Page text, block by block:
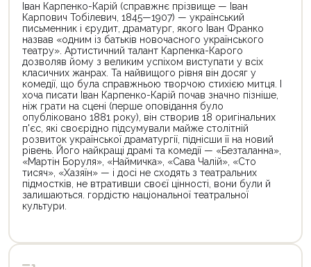
Іван Карпенко-Карій (справжнє прізвище — Іван
Карпович Тобілевич, 1845—1907) — український
письменник і єрудит, драматург, якого Іван Франко
назвав «одним із батьків новочасного українського
театру». Артистичний талант Карпенка-Карого
дозволяв йому з великим успіхом виступати у всіх
класичних жанрах. Та найвищого рівня він досяг у
комедії, що була справжньою творчою стихією митця. І
хоча писати Іван Карпенко-Карій почав значно пізніше,
ніж грати на сцені (перше оповідання було
опубліковано 1881 року), він створив 18 оригінальних
п'єс, які своєрідно підсумували майже столітній
розвиток української драматургії, піднісши її на новий
рівень. Його найкращі драмі та комедії — «Безталанна»,
«Мартін Боруля», «Наймичка», «Сава Чалій», «Сто
тисяч», «Хазяїн» — і досі не сходять з театральних
підмостків, не втративши своєї цінності, вони були й
залишаються. гордістю національної театральної
культури.
товар
для
товар
для